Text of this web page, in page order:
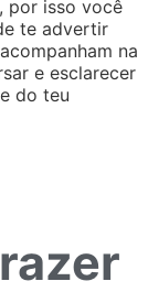
por isso você
te advertir
na
e esclarecer
do teu